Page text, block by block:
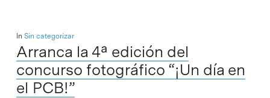
In Sin categorizar
Arranca la 4ª edición del
concurso fotográfico “¡Un día en
el PCB!”